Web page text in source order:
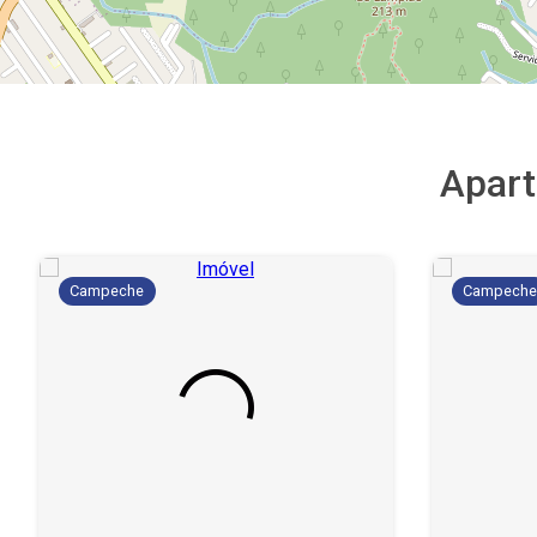
Campeche Campeche